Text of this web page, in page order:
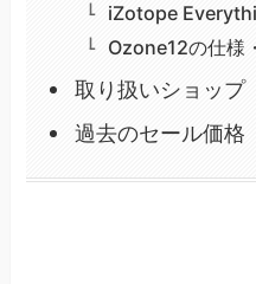
iZotope
Ozone12の仕様
取り扱いショップ
過去のセール価格